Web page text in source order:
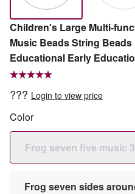
Children's Large Multi-
Music Beads String
Educational Early
??? Login to view price
Color
Frog seven five music
Frog seven sides